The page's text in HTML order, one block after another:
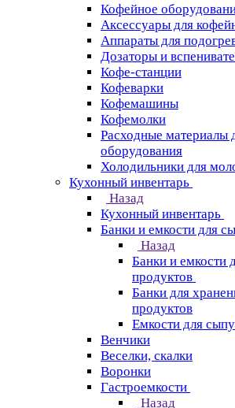
Кофейное
Аксессуары для
Аппараты для
Дозаторы и
Кофе-станции
Кофеварки
Кофемашины
Кофемолки
Расходные материалы
оборудования
Холодильники для
Кухонный инвентарь
Назад
Кухонный инвентарь
Банки и емкости для
Назад
Банки и емкости
продуктов
Банки для
продуктов
Емкости для
Венчики
Веселки, скалки
Воронки
Гастроемкости
Назад